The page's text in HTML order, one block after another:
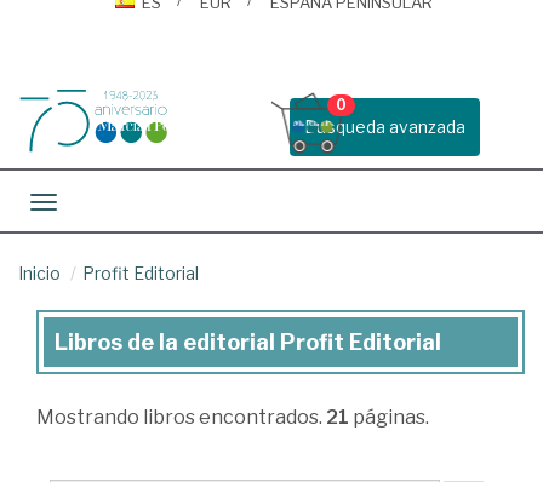
Busqueda avanzada
0
Toggle navigation
Inicio Profit Editorial
Libros
la
Libros de la editorial Profit Editorial
Mostrando libros encontrados. 21 páginas.